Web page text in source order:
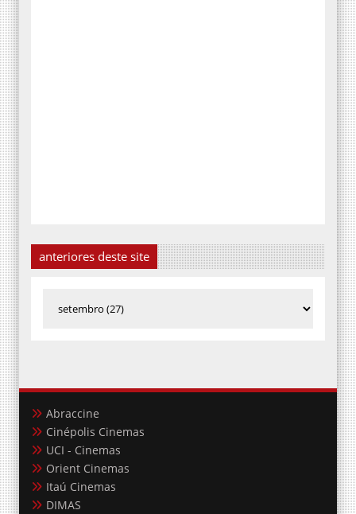
anteriores deste site
Abraccine
Cinépolis Cinemas
UCI - Cinemas
Orient Cinemas
Itaú Cinemas
DIMAS